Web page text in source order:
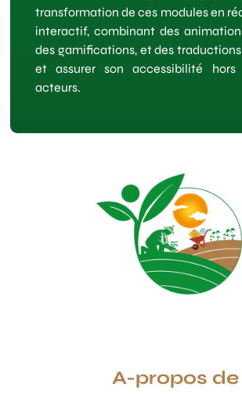
transformation de ces modules en
interactif, combinant des
des gamifications, et des
et assurer son accessibilité
acteurs.
A-propos de